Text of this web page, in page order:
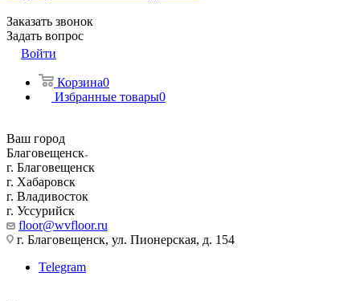
Заказать звонок
Задать вопрос
Войти
Корзина0
Избранные товары0
Ваш город
Благовещенск
г. Благовещенск
г. Хабаровск
г. Владивосток
г. Уссурийск
floor@wvfloor.ru
г. Благовещенск, ул. Пионерская, д. 154
Telegram